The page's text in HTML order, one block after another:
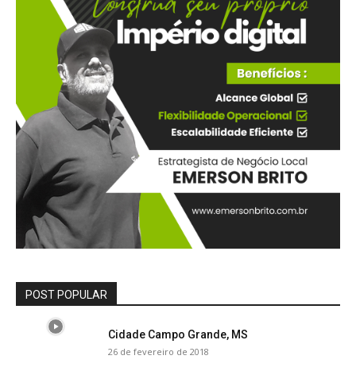
POST POPULAR
Cidade Campo Grande, MS
26 de fevereiro de 2018